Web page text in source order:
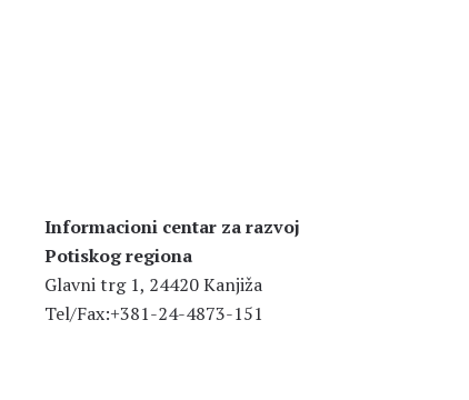
Informacioni centar za razvoj
Potiskog regiona
Glavni trg 1, 24420 Kanjiža
Tel/Fax:+381-24-4873-151